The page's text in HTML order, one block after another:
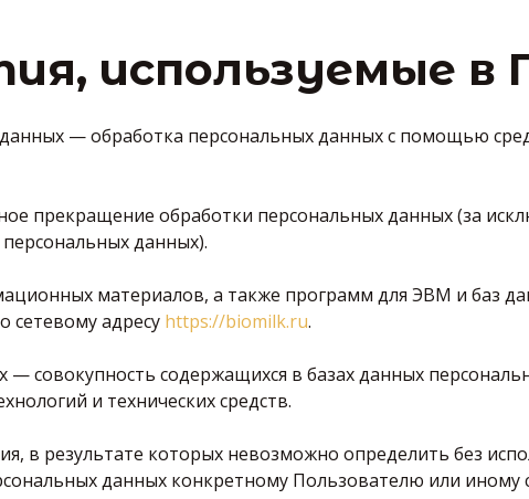
используемые в
— обработка персональных данных с помощью
прекращение обработки персональных данных (за
данных).
материалов, а также программ для ЭВМ и баз
сетевому адресу https://biomilk.ru.
совокупность содержащихся в базах данных
и технических средств.
в результате которых невозможно определить без
данных конкретному Пользователю или иному